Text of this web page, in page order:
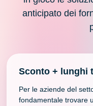
anticipato dei
Sconto + lunghi
Per le aziende del
fondamentale trovare